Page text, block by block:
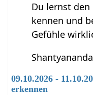
Du lernst
kennen und
Gefühle
09.10.2026 -
erkennen